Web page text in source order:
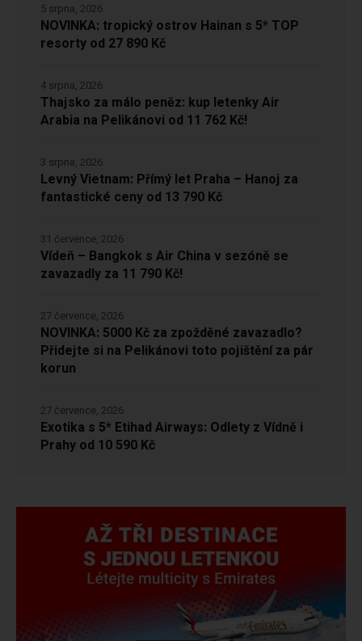
NOVINKA: tropický ostrov Hainan s 5* TOP
resorty od 27 890 Kč
5 srpna, 2026
Thajsko za málo peněz: kup letenky Air
Arabia na Pelikánovi od 11 762 Kč!
4 srpna, 2026
Levný Vietnam: Přímý let Praha – Hanoj za
fantastické ceny od 13 790 Kč
3 srpna, 2026
Vídeň – Bangkok s Air China v sezóně se
zavazadly za 11 790 Kč!
31 července, 2026
NOVINKA: 5000 Kč za zpožděné zavazadlo?
Přidejte si na Pelikánovi toto pojištění za pár
korun
27 července, 2026
Exotika s 5* Etihad Airways: Odlety z Vídně i
Prahy od 10 590 Kč
27 července, 2026